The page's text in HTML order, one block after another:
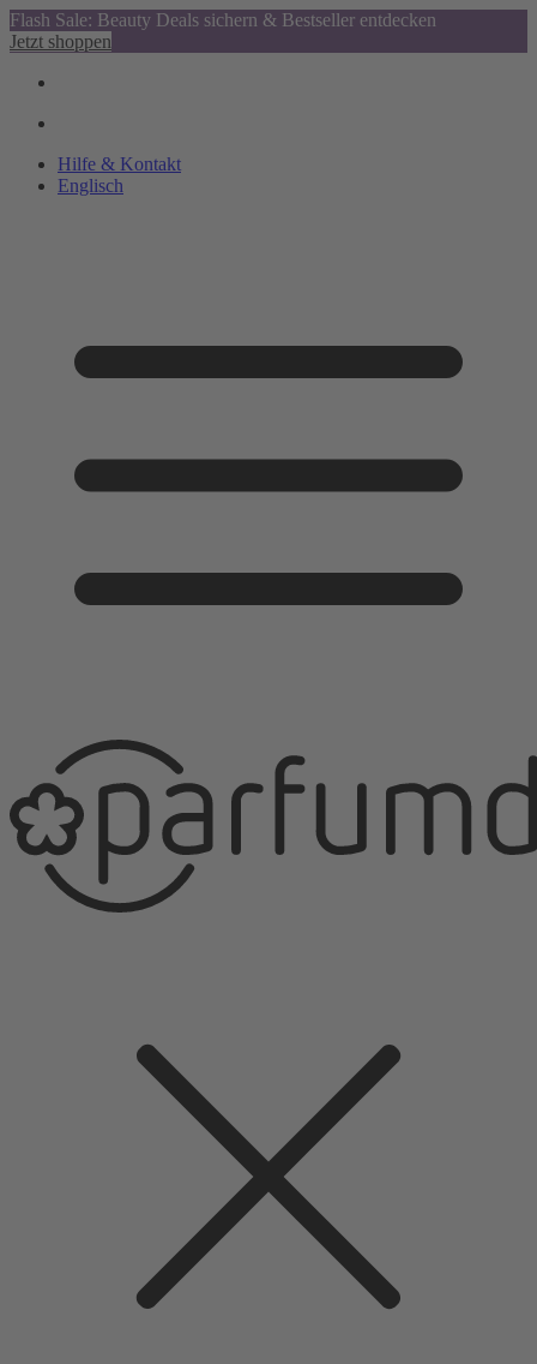
Flash Sale: Beauty Deals sichern & Bestseller entdecken
Jetzt shoppen
Hilfe & Kontakt
Englisch